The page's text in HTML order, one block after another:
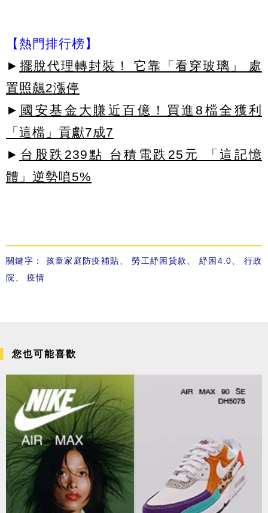
【熱門排行榜】
► 擺脫代理轉封裝！ 它靠「看穿玻璃」 處
置照飆2漲停
► 國安基金大賺近百億！買進8檔全獲利
「這檔」貢獻7成7
► 台股跌239點 台積電跌25元 「這記憶
體」逆勢噴5%
關鍵字： 孩童家庭防疫補貼、勞工紓困貸款、 紓困4.0、 行政
院、 疫情
您也可能喜歡